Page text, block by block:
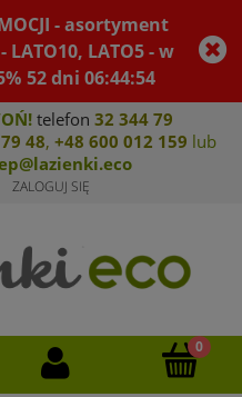
- asortyment
LATO5 - w
52dni06:44:54
telefon 32 344 79
48, +48 600 012 159 lub
ZALOGUJ SIĘ